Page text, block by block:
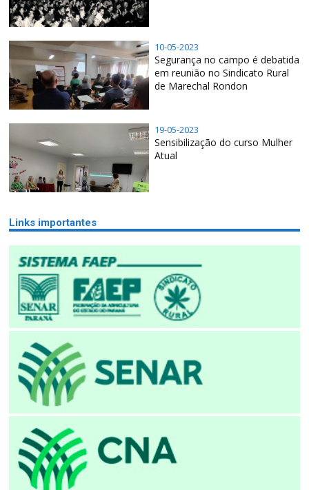
10-05-2023
Segurança no campo é debatida
em reunião no Sindicato Rural
de Marechal Rondon
19-05-2023
Sensibilização do curso Mulher
Atual
Links importantes